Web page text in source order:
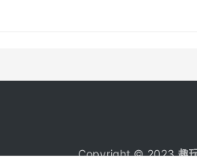
那么重要了。真的。💖
Copyright © 2023趣